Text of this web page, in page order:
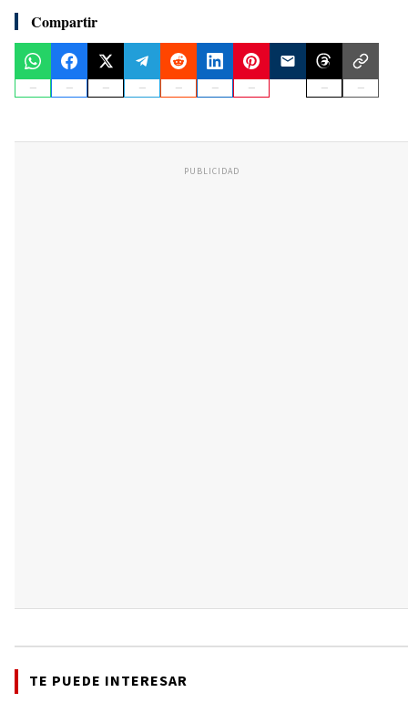
Compartir
PUBLICIDAD
TE PUEDE INTERESAR